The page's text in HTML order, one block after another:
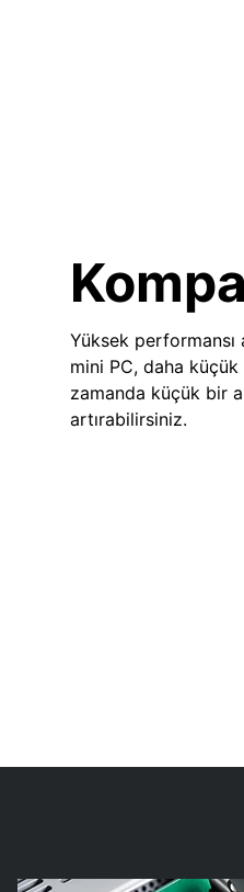
Yüksek
mini PC, daha
zamanda küçük bir
artırabilirsiniz.